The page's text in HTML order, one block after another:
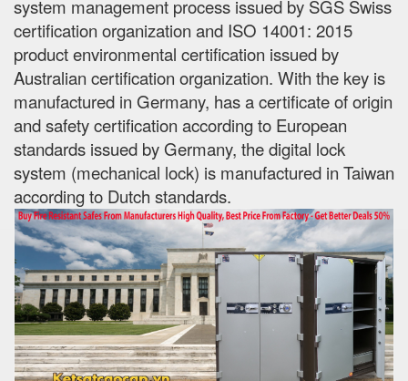
system management process issued by SGS Swiss
certification organization and ISO 14001: 2015
product environmental certification issued by
Australian certification organization. With the key is
manufactured in Germany, has a certificate of origin
and safety certification according to European
standards issued by Germany, the digital lock
system (mechanical lock) is manufactured in Taiwan
according to Dutch standards.